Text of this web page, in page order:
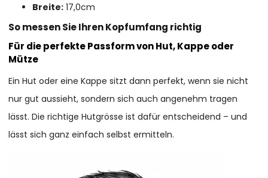
Breite: 17,0cm
So messen Sie Ihren Kopfumfang richtig
Für die perfekte Passform von Hut, Kappe oder
Mütze
Ein Hut oder eine Kappe sitzt dann perfekt, wenn sie nicht
nur gut aussieht, sondern sich auch angenehm tragen
lässt. Die richtige Hutgrösse ist dafür entscheidend – und
lässt sich ganz einfach selbst ermitteln.